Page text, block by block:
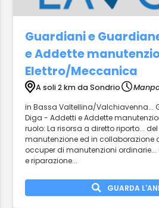
Guardiani e
e Addette
Elettro/Meccanica
A soli 2 km da Sondrio
in Bassa Valtellina/Valchiavenna...
Diga - Addetti e Addette
ruolo: La risorsa a diretto riporto...
manutenzione ed in collaborazione
occuper di manutenzioni
e riparazione...
GUARDA